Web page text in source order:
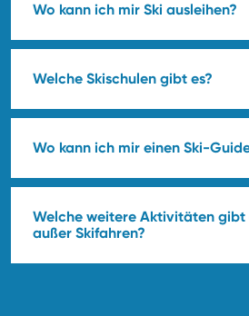
Wo kann ich mir Ski ausleihen?
Welche Skischulen gibt es?
Wo kann ich mir einen Ski-
Welche weitere Aktivitäten gibt
außer Skifahren?